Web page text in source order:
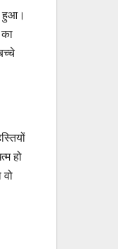
हुआ।
हो